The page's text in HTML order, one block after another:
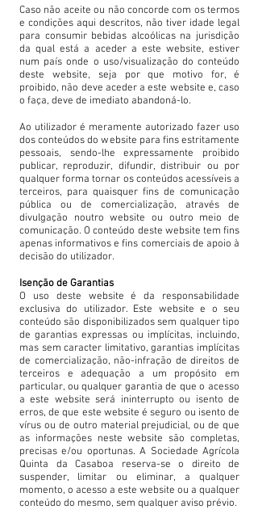
Caso não aceite ou não concorde com os termos
e condições aqui descritos, não tiver idade legal
para consumir bebidas alcoólicas na jurisdição
da qual está a aceder a este website, estiver
num país onde o uso/visualização do conteúdo
deste website, seja por que motivo for, é
proibido, não deve aceder a este website e, caso
o faça, deve de imediato abandoná-lo.
Ao utilizador é meramente autorizado fazer uso
dos conteúdos do website para fins estritamente
pessoais, sendo-lhe expressamente proibido
publicar, reproduzir, difundir, distribuir ou por
qualquer forma tornar os conteúdos acessíveis a
terceiros, para quaisquer fins de comunicação
pública ou de comercialização, através de
divulgação noutro website ou outro meio de
comunicação. O conteúdo deste website tem fins
apenas informativos e fins comerciais de apoio à
decisão do utilizador.
Isenção de Garantias
O uso deste website é da responsabilidade
exclusiva do utilizador. Este website e o seu
conteúdo são disponibilizados sem qualquer tipo
de garantias expressas ou implícitas, incluindo,
mas sem caracter limitativo, garantias implícitas
de comercialização, não-infração de direitos de
terceiros e adequação a um propósito em
particular, ou qualquer garantia de que o acesso
a este website será ininterrupto ou isento de
erros, de que este website é seguro ou isento de
vírus ou de outro material prejudicial, ou de que
as informações neste website são completas,
precisas e/ou oportunas. A Sociedade Agrícola
Quinta da Casaboa reserva-se o direito de
suspender, limitar ou eliminar, a qualquer
momento, o acesso a este website ou a qualquer
conteúdo do mesmo, sem qualquer aviso prévio.